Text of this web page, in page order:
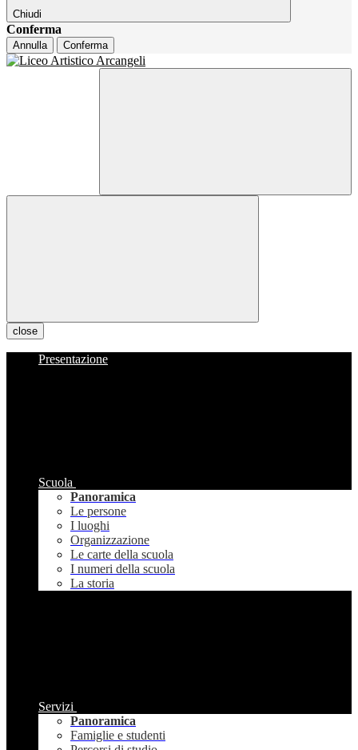
Chiudi
Conferma
Annulla Conferma
close
Presentazione
Scuola
Panoramica
Le persone
I luoghi
Organizzazione
Le carte della scuola
I numeri della scuola
La storia
Servizi
Panoramica
Famiglie e studenti